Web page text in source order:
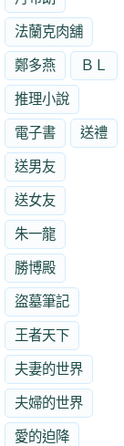
法蘭克肉舖
鄭多燕 ＢＬ
推理小說
電子書 送禮
送男友
送女友
朱一龍
勝博殿
盜墓筆記
王者天下
夫妻的世界
夫婦的世界
愛的迫降